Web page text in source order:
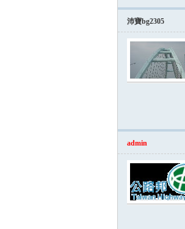
沛寶bg2305
admin